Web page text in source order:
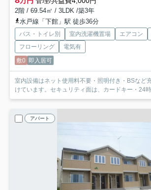
2階 / 69.54㎡ / 3LDK /築3年
水戸線「下館」駅 徒歩36分
バス・トイレ別 室内洗濯機置場 エアコン
フローリング
電気有
敷0 即入居可
室内設備はネット使用料不要・照明付き・BSなど
けています。セキュリティ面は、カードキー・24時
アパート